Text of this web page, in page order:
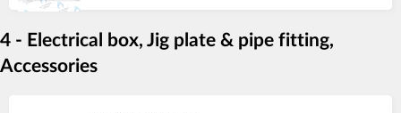
4 - Electrical box, Jig plate & pipe fitting,
Accessories